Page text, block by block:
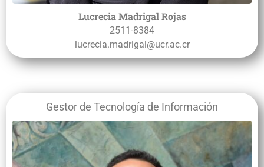
Lucrecia Madrigal Rojas
2511-8384
lucrecia.madrigal@ucr.ac.cr
Gestor de Tecnología de Información